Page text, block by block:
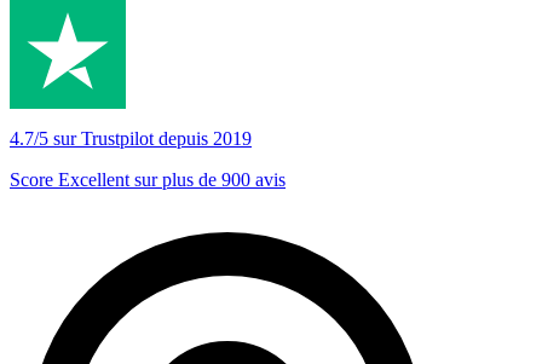
4.7/5 sur Trustpilot depuis 2019
Score Excellent sur plus de 900 avis